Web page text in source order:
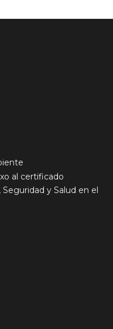
al certificado
y Salud en el